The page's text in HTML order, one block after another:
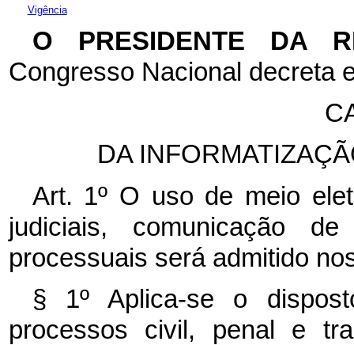
Vigência
O PRESIDENTE DA
Congresso Nacional decreta
DA
Art. 1º O uso de meio
judiciais, comunicação
processuais será admitido
§ 1º Aplica-se o
processos civil, penal e